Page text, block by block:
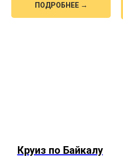
ПОДРОБНЕЕ →
Круиз по Байкалу